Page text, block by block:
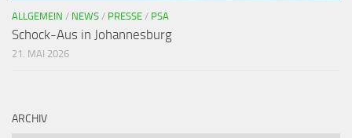
ALLGEMEIN / NEWS / PRESSE / PSA
Schock-Aus in Johannesburg
21. MAI 2026
ARCHIV